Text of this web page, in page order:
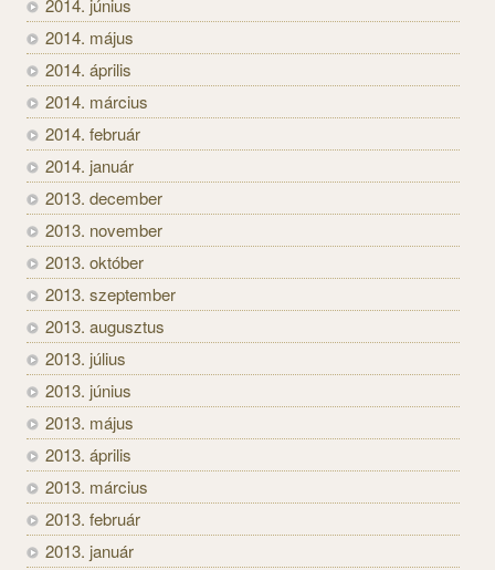
2014. június
2014. május
2014. április
2014. március
2014. február
2014. január
2013. december
2013. november
2013. október
2013. szeptember
2013. augusztus
2013. július
2013. június
2013. május
2013. április
2013. március
2013. február
2013. január